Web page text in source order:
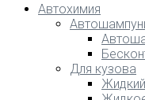
Аромат
вишни.
Автохимия
Для кузова